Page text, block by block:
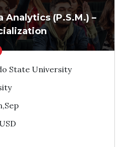
Tham vấn Interlink(P.S.M.) –
State University